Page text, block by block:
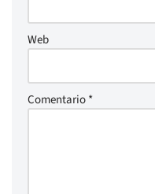
Web
Comentario*